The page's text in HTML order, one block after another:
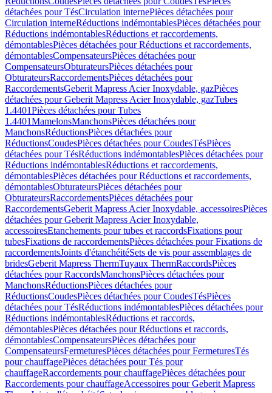
détachées pour TésCirculation internePièces détachées pour
Circulation interneRéductions indémontablesPièces détachées pour
Réductions indémontablesRéductions et raccordements,
démontablesPièces détachées pour Réductions et raccordements,
démontablesCompensateursPièces détachées pour
CompensateursObturateursPièces détachées pour
ObturateursRaccordementsPièces détachées pour
RaccordementsGeberit Mapress Acier Inoxydable, gazPièces
détachées pour Geberit Mapress Acier Inoxydable, gazTubes
1.4401Pièces détachées pour Tubes
1.4401MamelonsManchonsPièces détachées pour
ManchonsRéductionsPièces détachées pour
RéductionsCoudesPièces détachées pour CoudesTésPièces
détachées pour TésRéductions indémontablesPièces détachées pour
Réductions indémontablesRéductions et raccordements,
démontablesPièces détachées pour Réductions et raccordements,
démontablesObturateursPièces détachées pour
ObturateursRaccordementsPièces détachées pour
RaccordementsGeberit Mapress Acier Inoxydable, accessoiresPièces
détachées pour Geberit Mapress Acier Inoxydable,
accessoiresEtanchements pour tubes et raccordsFixations pour
tubesFixations de raccordementsPièces détachées pour Fixations de
raccordementsJoints d'étanchéitéSets de vis pour assemblages de
bridesGeberit Mapress ThermTuyaux ThermRaccordsPièces
détachées pour RaccordsManchonsPièces détachées pour
ManchonsRéductionsPièces détachées pour
RéductionsCoudesPièces détachées pour CoudesTésPièces
détachées pour TésRéductions indémontablesPièces détachées pour
Réductions indémontablesRéductions et raccords,
démontablesPièces détachées pour Réductions et raccords,
démontablesCompensateursPièces détachées pour
CompensateursFermeturesPièces détachées pour FermeturesTés
pour chauffagePièces détachées pour Tés pour
chauffageRaccordements pour chauffagePièces détachées pour
Raccordements pour chauffageAccessoires pour Geberit Mapress